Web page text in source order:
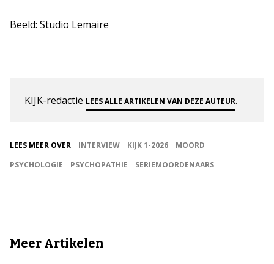
Beeld: Studio Lemaire
KIJK-redactie LEES ALLE ARTIKELEN VAN DEZE AUTEUR.
LEES MEER OVER INTERVIEW KIJK 1-2026
MOORD
PSYCHOLOGIE
PSYCHOPATHIE SERIEMOORDENAARS
Meer Artikelen